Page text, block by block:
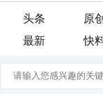
头条 原创
最新
快